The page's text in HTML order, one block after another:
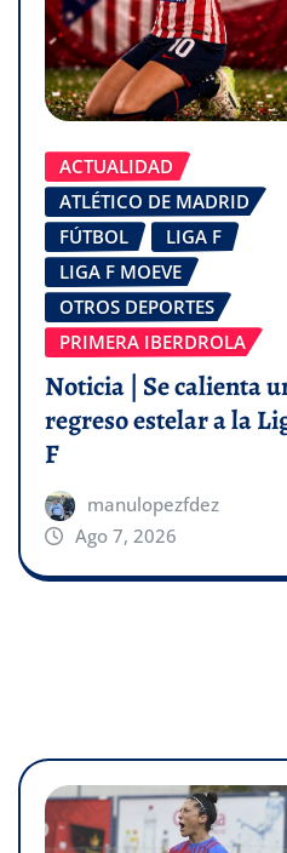
ACTUALIDAD
ATLÉTICO DE MADRID
FÚTBOL
LIGA F
LIGA F MOEVE
OTROS DEPORTES
PRIMERA IBERDROLA
Noticia | Se calienta
regreso estelar a la
F
manulopezfdez
Ago 7, 2026